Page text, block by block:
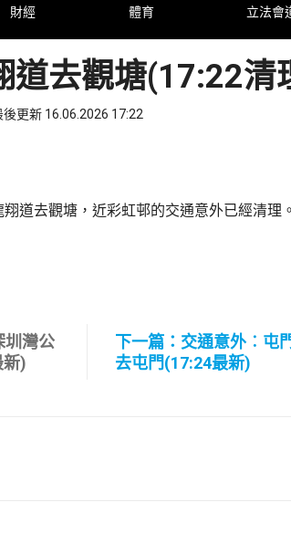
財經 體育 立法會
道去觀塘(17:22清
後更新 16.06.2026 17:22
道去觀塘，近彩虹邨的交通意外已經清理。
圳灣公
新)
下一篇：交通意外︰屯
去屯門(17:24最新)